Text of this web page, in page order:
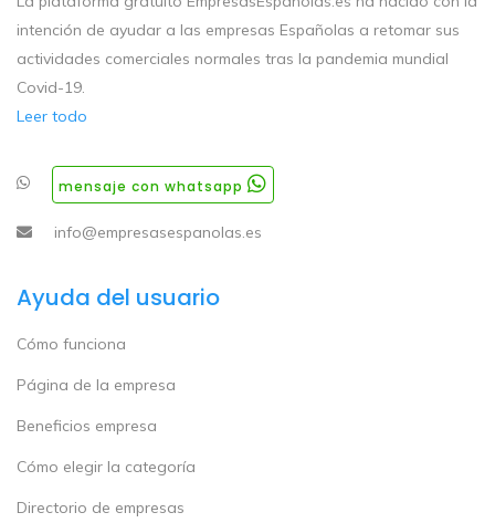
intención de ayudar a las empresas Españolas a retomar sus
actividades comerciales normales tras la pandemia mundial
Covid-19.
Leer todo
mensaje con whatsapp
info@empresasespanolas.es
Ayuda del usuario
Cómo funciona
Página de la empresa
Beneficios empresa
Cómo elegir la categoría
Directorio de empresas